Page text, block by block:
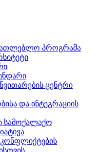
პროგრამა
ცენტრი
და ინტეგრაციის
სამოქალაქო